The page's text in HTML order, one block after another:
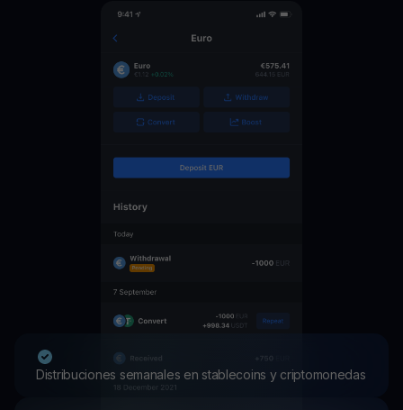
Distribuciones semanales en stablecoins y criptomonedas